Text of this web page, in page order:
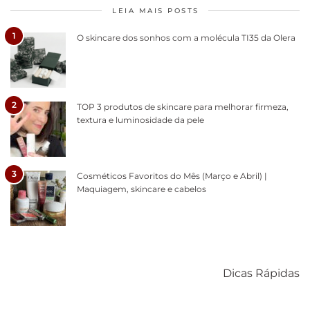
LEIA MAIS POSTS
1 O skincare dos sonhos com a molécula TI35 da Olera
2
TOP 3 produtos de skincare para melhorar firmeza,
textura e luminosidade da pele
3
Cosméticos Favoritos do Mês (Março e Abril) |
Maquiagem, skincare e cabelos
Dicas Rápidas
diários
cabelos